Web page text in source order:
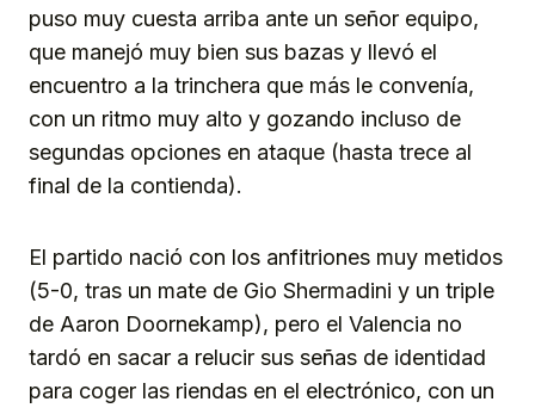
puso muy cuesta arriba ante un señor equipo,
que manejó muy bien sus bazas y llevó el
encuentro a la trinchera que más le convenía,
con un ritmo muy alto y gozando incluso de
segundas opciones en ataque (hasta trece al
final de la contienda).
El partido nació con los anfitriones muy metidos
(5-0, tras un mate de Gio Shermadini y un triple
de Aaron Doornekamp), pero el Valencia no
tardó en sacar a relucir sus señas de identidad
para coger las riendas en el electrónico, con un